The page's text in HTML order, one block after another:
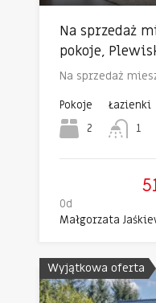
Na sprzedaż
pokoje,
Na sprzedaż
Pokoje
2
Łazienki
1
Od
Małgorzata
Wyjątkowa oferta